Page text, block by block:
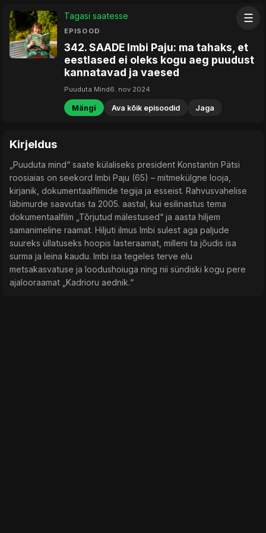
☰
Tagasi saatesse
EPISOOD
342. SAADE Imbi Paju: ma tahaks, et
eestlased ei oleks kogu aeg puudust
kannatavad ja vaesed
Puuduta Mind6. nov 2024
Mängi Ava kõik episoodid Jaga
Kirjeldus
„Puuduta mind“ saate külaliseks president Konstantin Pätsi
roosiaias on seekord Imbi Paju (65) – mitmekülgne looja,
kirjanik, dokumentaalfilmide tegija ja esseist. Rahvusvahelise
läbimurde saavutas ta 2005. aastal, kui esilinastus tema
dokumentaalfilm „Tõrjutud mälestused“ ja aasta hiljem
samanimeline raamat. Hiljuti ilmus Imbi sulest aga paljude
suureks üllatuseks hoopis lasteraamat, milleni ta jõudis isa
surma ja leina kaudu. Imbi isa tegeles terve elu
metsakasvatuse ja loodushoiuga ning nii sündiski kogu pere
ajalooraamat „Kadrioru aednik.“